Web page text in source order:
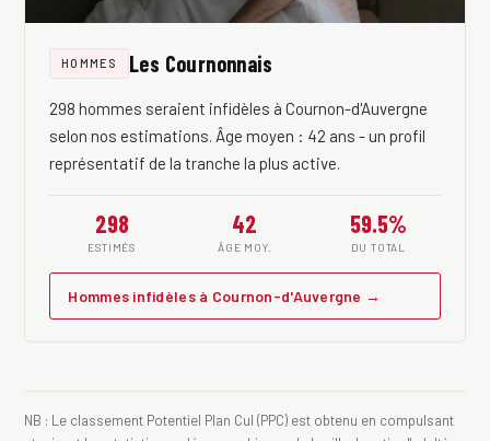
HOMMES Les Cournonnais
298 hommes seraient infidèles à Cournon-d'Auvergne
selon nos estimations. Âge moyen : 42 ans - un profil
représentatif de la tranche la plus active.
298
ESTIMÉS
42
ÂGE MOY.
59.5%
DU TOTAL
Hommes infidèles à Cournon-d'Auvergne →
NB : Le classement Potentiel Plan Cul (PPC) est obtenu en compulsant